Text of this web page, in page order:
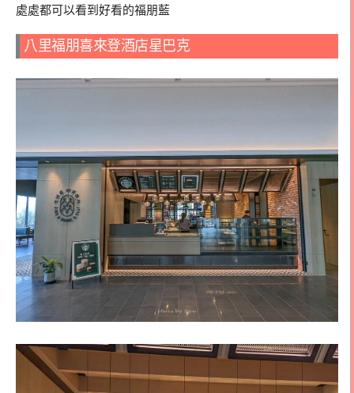
處處都可以看到好看的福朋藍
八里福朋喜來登酒店星巴克